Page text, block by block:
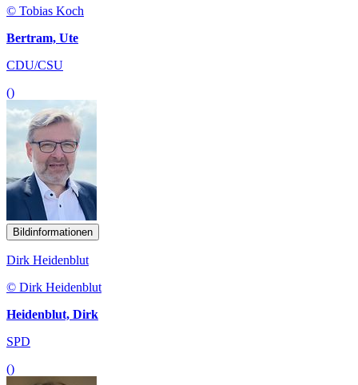
© Tobias Koch
Bertram, Ute
CDU/CSU
()
Bildinformationen
Dirk Heidenblut
© Dirk Heidenblut
Heidenblut, Dirk
SPD
()